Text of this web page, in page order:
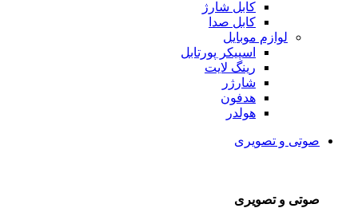
کابل شارژ
کابل صدا
لوازم موبایل
اسپیکر پورتابل
رینگ لایت
شارژر
هدفون
هولدر
صوتی و تصویری
صوتی و تصویری